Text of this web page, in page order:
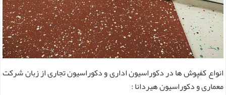
انواع کفپوش ها در دکوراسیون اداری و دکوراسیون تجاری از زبان شرکت
معماری و دکوراسیون هیردانا :